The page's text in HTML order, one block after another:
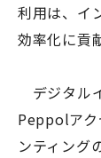
利用は、イ
効率化に貢
デジタル
Peppolアク
ンティング